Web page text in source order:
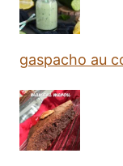
gaspacho au